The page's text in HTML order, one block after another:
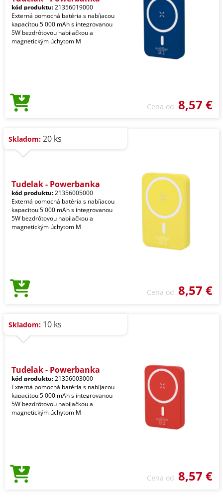
kód produktu:21356019000
Externá pomocná batéria s nabíjacou
kapacitou 5 000 mAh s integrovanou
5W bezdrôtovou nabíjačkou a
magnetickým úchytom M
Cena od 8,57 €
Skladom: 20 ks
Tudelak - Powerbanka
kód produktu:21356005000
Externá pomocná batéria s nabíjacou
kapacitou 5 000 mAh s integrovanou
5W bezdrôtovou nabíjačkou a
magnetickým úchytom M
Cena od 8,57 €
Skladom: 10 ks
Tudelak - Powerbanka
kód produktu:21356003000
Externá pomocná batéria s nabíjacou
kapacitou 5 000 mAh s integrovanou
5W bezdrôtovou nabíjačkou a
magnetickým úchytom M
Cena od 8,57 €